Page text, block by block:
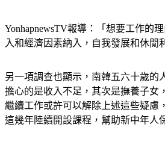
YonhapnewsTV報導：「想要工作的
另一項調查也顯示，南韓五六十歲的
擔心的是收入不足，其次是撫養子女
繼續工作或許可以解除上述這些疑慮